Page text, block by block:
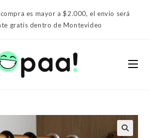
es mayor a $2.000, el envío será
gratis dentro de Montevideo